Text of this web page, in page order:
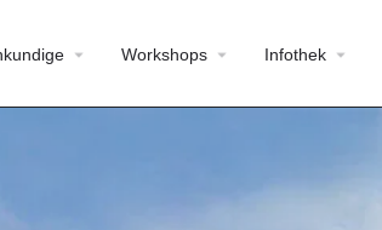
Workshops Infothek